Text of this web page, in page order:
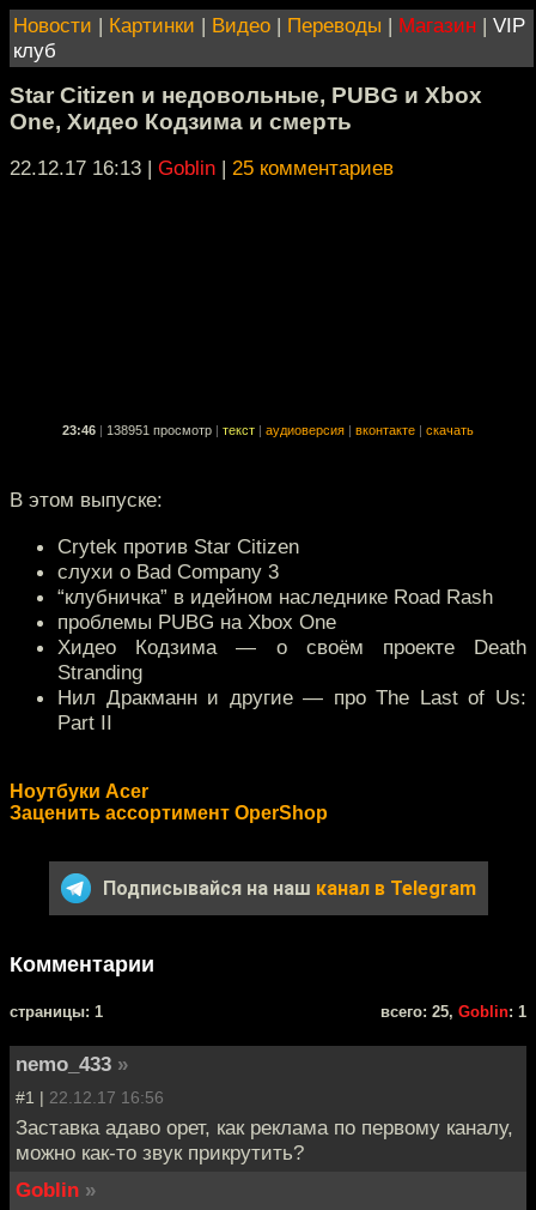
Новости | Картинки | Видео | Переводы | Магазин | VIP
клуб
Star Citizen и недовольные, PUBG и Xbox
One, Хидео Кодзима и смерть
22.12.17 16:13 | Goblin | 25 комментариев
23:46 138951 просмотр текст аудиоверсия вконтакте скачать
В этом выпуске:
Crytek против Star Citizen
слухи о Bad Company 3
“клубничка” в идейном наследнике Road Rash
проблемы PUBG на Xbox One
Хидео Кодзима — о своём проекте Death
Stranding
Нил Дракманн и другие — про The Last of Us:
Part II
Ноутбуки Acer
Заценить ассортимент OperShop
Подписывайся на наш канал в Telegram
Комментарии
cтраницы: 1 всего: 25, Goblin: 1
nemo_433 »
#1 | 22.12.17 16:56
Заставка адаво орет, как реклама по первому каналу,
можно как-то звук прикрутить?
Goblin »